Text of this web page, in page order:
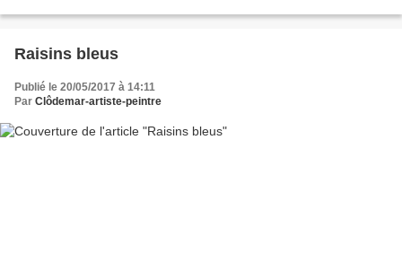
Raisins bleus
Publié le 20/05/2017 à 14:11
Par Clôdemar-artiste-peintre